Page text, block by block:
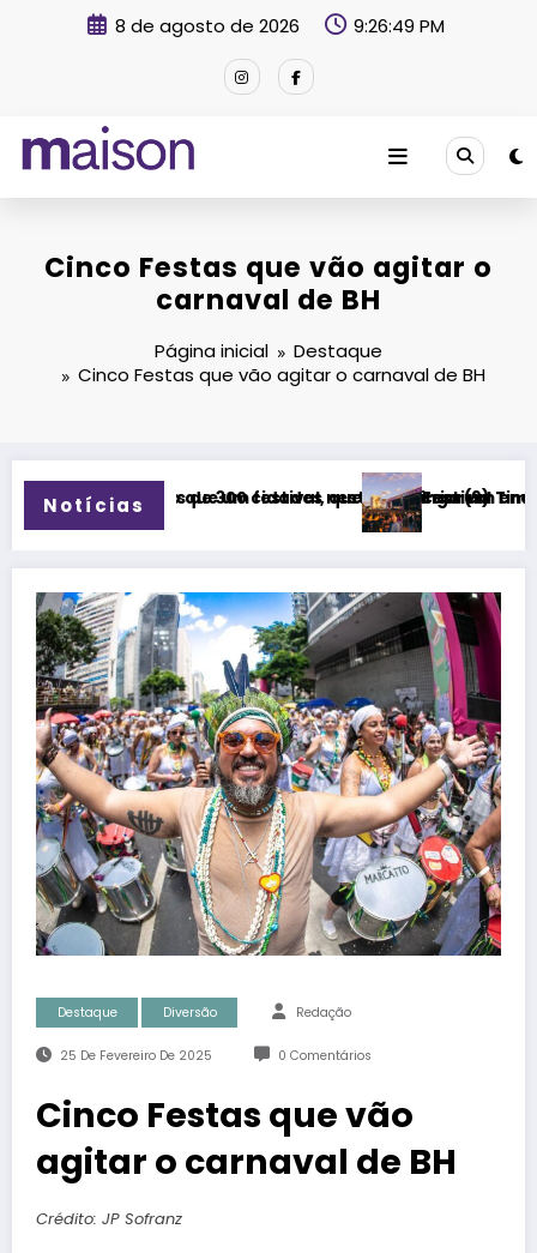
8 de agosto de 2026 9:26:50 PM
Revista Maison
Cinco Festas que vão agitar o
carnaval de BH
Página inicial
Destaque
Cinco Festas que vão agitar o carnaval de BH
Notícias
domingo (9)
criar um encontro que transforme pessoas e a
Festival Timbre 2026 transforma Uberlândia na
Destaque Diversão Redação
25 De Fevereiro De 2025 0 Comentários
Cinco Festas que vão
agitar o carnaval de BH
Crédito: JP Sofranz